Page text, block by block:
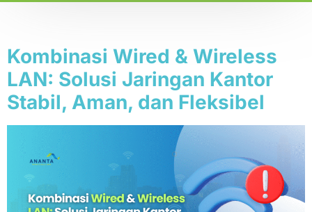
Kombinasi Wired & Wireless
LAN: Solusi Jaringan Kantor
Stabil, Aman, dan Fleksibel